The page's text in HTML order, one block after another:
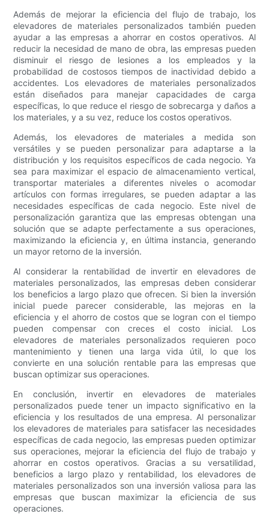
Además de mejorar la eficiencia del flujo de trabajo, los
elevadores de materiales personalizados también pueden
ayudar a las empresas a ahorrar en costos operativos. Al
reducir la necesidad de mano de obra, las empresas pueden
disminuir el riesgo de lesiones a los empleados y la
probabilidad de costosos tiempos de inactividad debido a
accidentes. Los elevadores de materiales personalizados
están diseñados para manejar capacidades de carga
específicas, lo que reduce el riesgo de sobrecarga y daños a
los materiales, y a su vez, reduce los costos operativos.
Además, los elevadores de materiales a medida son
versátiles y se pueden personalizar para adaptarse a la
distribución y los requisitos específicos de cada negocio. Ya
sea para maximizar el espacio de almacenamiento vertical,
transportar materiales a diferentes niveles o acomodar
artículos con formas irregulares, se pueden adaptar a las
necesidades específicas de cada negocio. Este nivel de
personalización garantiza que las empresas obtengan una
solución que se adapte perfectamente a sus operaciones,
maximizando la eficiencia y, en última instancia, generando
un mayor retorno de la inversión.
Al considerar la rentabilidad de invertir en elevadores de
materiales personalizados, las empresas deben considerar
los beneficios a largo plazo que ofrecen. Si bien la inversión
inicial puede parecer considerable, las mejoras en la
eficiencia y el ahorro de costos que se logran con el tiempo
pueden compensar con creces el costo inicial. Los
elevadores de materiales personalizados requieren poco
mantenimiento y tienen una larga vida útil, lo que los
convierte en una solución rentable para las empresas que
buscan optimizar sus operaciones.
En conclusión, invertir en elevadores de materiales
personalizados puede tener un impacto significativo en la
eficiencia y los resultados de una empresa. Al personalizar
los elevadores de materiales para satisfacer las necesidades
específicas de cada negocio, las empresas pueden optimizar
sus operaciones, mejorar la eficiencia del flujo de trabajo y
ahorrar en costos operativos. Gracias a su versatilidad,
beneficios a largo plazo y rentabilidad, los elevadores de
materiales personalizados son una inversión valiosa para las
empresas que buscan maximizar la eficiencia de sus
operaciones.